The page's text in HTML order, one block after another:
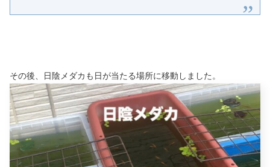
その後、日陰メダカも日が当たる場所に移動しました。